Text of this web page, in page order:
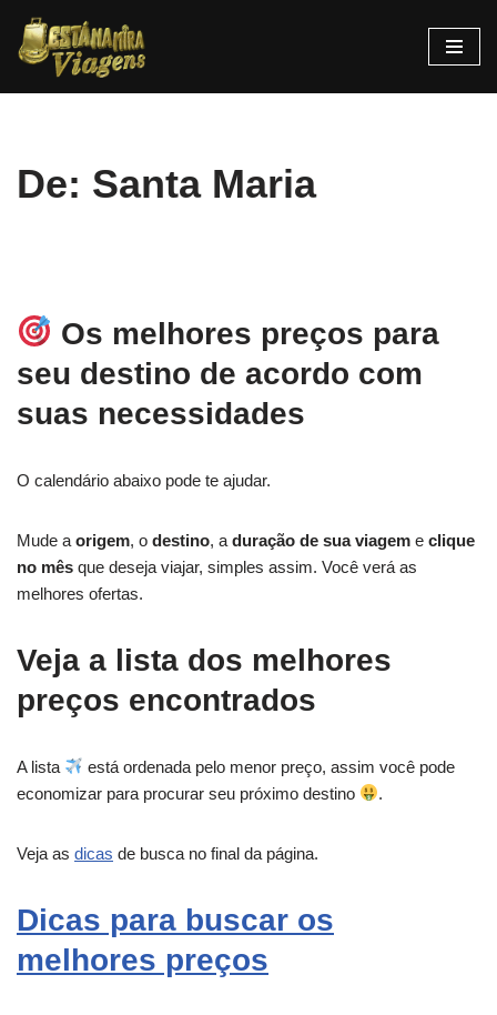
Pular
De: Santa Maria
Os melhores preços para
seu destino de acordo com
suas necessidades
O calendário abaixo pode te ajudar.
Mude a origem, o destino, a duração de sua viagem e clique
no mês que deseja viajar, simples assim. Você verá as
melhores ofertas.
Veja a lista dos melhores
preços encontrados
A lista
está ordenada pelo menor preço, assim você pode
economizar para procurar seu próximo destino
.
Veja as dicas de busca no final da página.
Dicas para buscar os
melhores preços